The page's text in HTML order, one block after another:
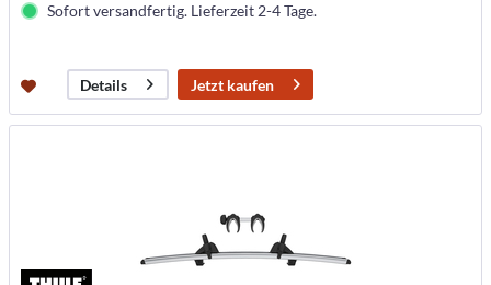
Sofort versandfertig. Lieferzeit 2-4 Tage.
Details Jetzt kaufen